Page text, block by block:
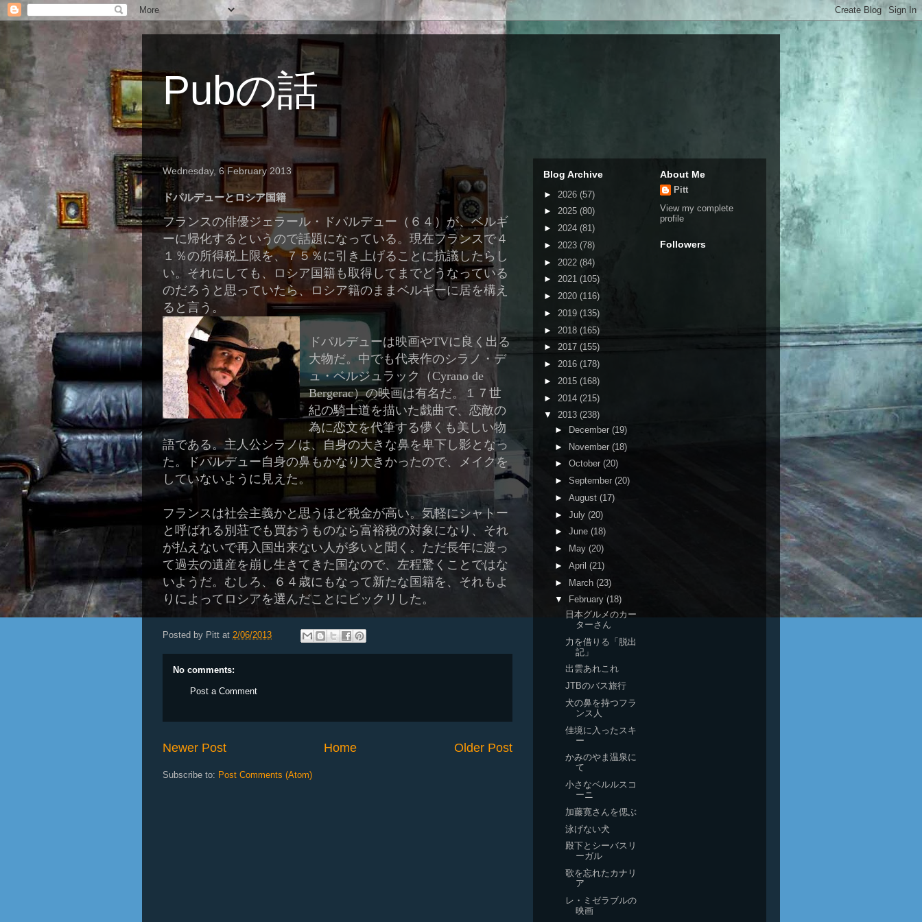
Pubの話
Wednesday, 6 February 2013
ドパルデューとロシア国籍
フランスの俳優ジェラール・ドパルデュー（６４）が、ベルギ
ーに帰化するというので話題になっている。現在フランスで４
１％の所得税上限を、７５％に引き上げることに抗議したらし
い。それにしても、ロシア国籍も取得してまでどうなっている
のだろうと思っていたら、ロシア籍のままベルギーに居を構え
ると言う。
ドパルデューは映画やTVに良く出る
大物だ。中でも代表作のシラノ・デ
ュ・ベルジュラック（Cyrano de
Bergerac）の映画は有名だ。１７世
紀の騎士道を描いた戯曲で、恋敵の
為に恋文を代筆する儚くも美しい物
語である。主人公シラノは、自身の大きな鼻を卑下し影となっ
た。ドパルデュー自身の鼻もかなり大きかったので、メイクを
していないように見えた。
フランスは社会主義かと思うほど税金が高い。気軽にシャトー
と呼ばれる別荘でも買おうものなら富裕税の対象になり、それ
が払えないで再入国出来ない人が多いと聞く。ただ長年に渡っ
て過去の遺産を崩し生きてきた国なので、左程驚くことではな
いようだ。むしろ、６４歳にもなって新たな国籍を、それもよ
りによってロシアを選んだことにビックリした。
Posted by Pitt at 2/06/2013
No comments:
Post a Comment
Newer Post Older Post
Home
Subscribe to: Post Comments (Atom)
Blog Archive
► 2026 (57)
► 2025 (80)
► 2024 (81)
► 2023 (78)
► 2022 (84)
► 2021 (105)
► 2020 (116)
► 2019 (135)
► 2018 (165)
► 2017 (155)
► 2016 (178)
► 2015 (168)
► 2014 (215)
▼ 2013 (238)
►
December (19)
► November (18)
► October (20)
► September (20)
► August (17)
► July (20)
► June (18)
►
May (20)
► April (21)
► March (23)
▼
February (18)
日本グルメのカー
ターさん
力を借りる「脱出
記」
出雲あれこれ
JTBのバス旅行
犬の鼻を持つフラ
ンス人
佳境に入ったスキ
ー
かみのやま温泉に
て
小さなベルルスコ
ーニ
加藤寛さんを偲ぶ
泳げない犬
殿下とシーバスリ
ーガル
歌を忘れたカナリ
ア
レ・ミゼラブルの
映画
About Me
Pitt
View my complete
profile
Followers